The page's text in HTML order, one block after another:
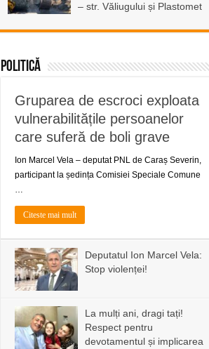
– str. Văliugului și Plastomet
Politică
Gruparea de escroci exploata
vulnerabilitățile persoanelor
care suferă de boli grave
Ion Marcel Vela – deputat PNL de Caraș Severin,
participant la ședința Comisiei Speciale Comune
…
Citeste mai mult
Deputatul Ion Marcel Vela:
Stop violenței!
La mulți ani, dragi tați!
Respect pentru
devotamentul și implicarea